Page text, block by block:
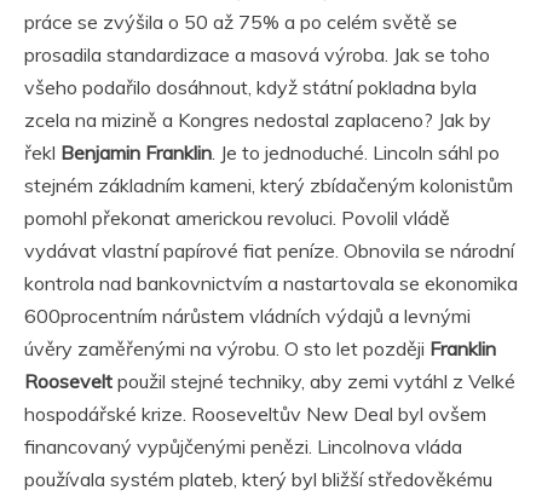
práce se zvýšila o 50 až 75% a po celém světě se
prosadila standardizace a masová výroba. Jak se toho
všeho podařilo dosáhnout, když státní pokladna byla
zcela na mizině a Kongres nedostal zaplaceno? Jak by
řekl Benjamin Franklin. Je to jednoduché. Lincoln sáhl po
stejném základním kameni, který zbídačeným kolonistům
pomohl překonat americkou revoluci. Povolil vládě
vydávat vlastní papírové fiat peníze. Obnovila se národní
kontrola nad bankovnictvím a nastartovala se ekonomika
600procentním nárůstem vládních výdajů a levnými
úvěry zaměřenými na výrobu. O sto let později Franklin
Roosevelt použil stejné techniky, aby zemi vytáhl z Velké
hospodářské krize. Rooseveltův New Deal byl ovšem
financovaný vypůjčenými penězi. Lincolnova vláda
používala systém plateb, který byl bližší středověkému